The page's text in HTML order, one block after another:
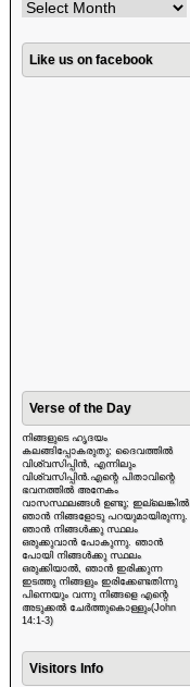
Like us on facebook
Verse of the Day
നിങ്ങളുടെ ഹൃദയം
കലങ്ങിപ്പോകരുതു; ദൈവത്തിൽ
വിശ്വസിപ്പിൻ, എന്നിലും
വിശ്വസിപ്പിൻ.എന്റെ പിതാവിന്റെ
ഭവനത്തിൽ അനേകം
വാസസ്ഥലങ്ങൾ ഉണ്ടു; ഇല്ലെങ്കിൽ
ഞാൻ നിങ്ങളോടു പറയുമായിരുന്നു.
ഞാൻ നിങ്ങൾക്കു സ്ഥലം
ഒരുക്കുവാൻ പോകുന്നു. ഞാൻ
പോയി നിങ്ങൾക്കു സ്ഥലം
ഒരുക്കിയാൽ, ഞാൻ ഇരിക്കുന്ന
ഇടത്തു നിങ്ങളും ഇരിക്കേണ്ടതിന്നു
പിന്നെയും വന്നു നിങ്ങളെ എന്റെ
അടുക്കൽ ചേർത്തുകൊള്ളും(John
14:1-3)
Visitors Info